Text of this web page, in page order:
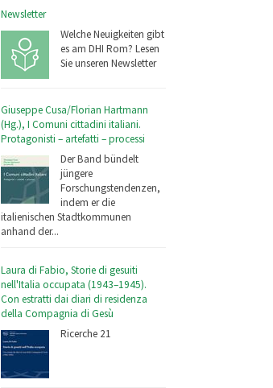
Newsletter
Welche Neuigkeiten gibt
es am DHI Rom? Lesen
Sie unseren Newsletter
Giuseppe Cusa/Florian Hartmann
(Hg.), I Comuni cittadini italiani.
Protagonisti – artefatti – processi
Der Band bündelt
jüngere
Forschungstendenzen,
indem er die
italienischen Stadtkommunen
anhand der...
Laura di Fabio, Storie di gesuiti
nell'Italia occupata (1943–1945).
Con estratti dai diari di residenza
della Compagnia di Gesù
Ricerche 21